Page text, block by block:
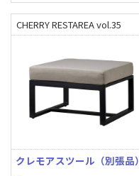
CHERRY RESTAREA vol.35
クレモアスツール（別張品）